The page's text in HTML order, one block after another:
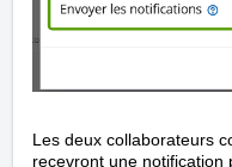
Les deux collaborateurs
recevront une notification